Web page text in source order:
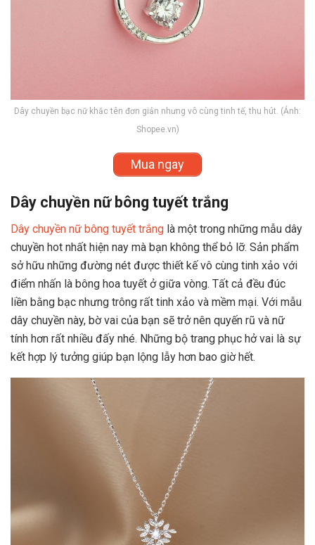
Dây chuyền bạc nữ khắc tên đơn giản nhưng vô cùng tinh tế, thu hút. (Ảnh:
Shopee.vn)
Mua ngay
Dây chuyền nữ bông tuyết trắng
Dây chuyền nữ bông tuyết trắng là một trong những mẫu dây
chuyền hot nhất hiện nay mà bạn không thể bỏ lỡ. Sản phẩm
sở hữu những đường nét được thiết kế vô cùng tinh xảo với
điểm nhấn là bông hoa tuyết ở giữa vòng. Tất cả đều đúc
liền bằng bạc nhưng trông rất tinh xảo và mềm mại. Với mẫu
dây chuyền này, bờ vai của bạn sẽ trở nên quyến rũ và nữ
tính hơn rất nhiều đấy nhé. Những bộ trang phục hở vai là sự
kết hợp lý tưởng giúp bạn lộng lẫy hơn bao giờ hết.